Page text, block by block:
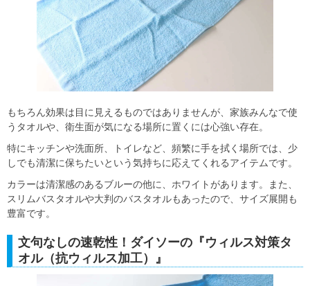
もちろん効果は目に見えるものではありませんが、家族みんなで使
うタオルや、衛生面が気になる場所に置くには心強い存在。
特にキッチンや洗面所、トイレなど、頻繁に手を拭く場所では、少
しでも清潔に保ちたいという気持ちに応えてくれるアイテムです。
カラーは清潔感のあるブルーの他に、ホワイトがあります。また、
スリムバスタオルや大判のバスタオルもあったので、サイズ展開も
豊富です。
文句なしの速乾性！ダイソーの『ウィルス対策タ
オル（抗ウィルス加工）』